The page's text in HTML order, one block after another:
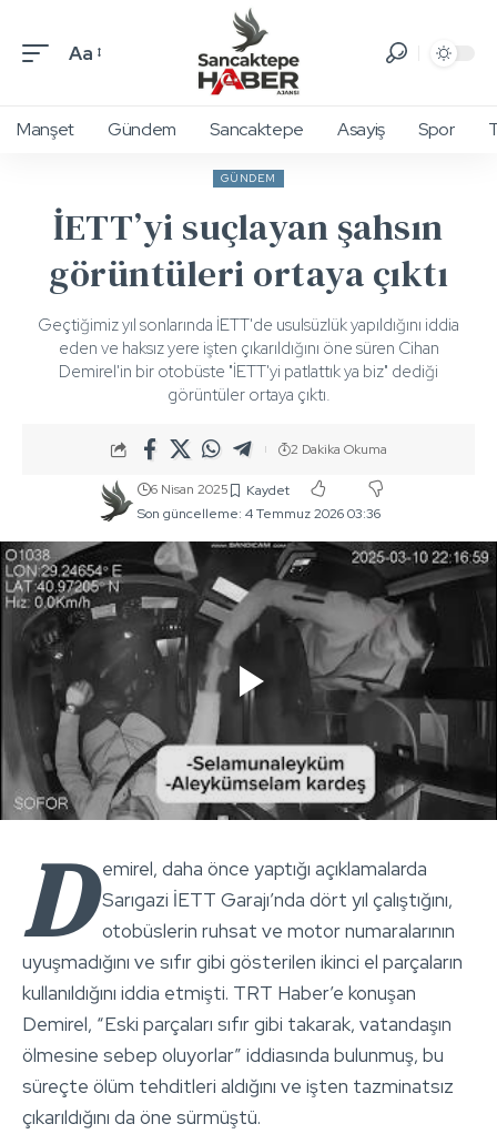
Aa
Manşet Gündem Sancaktepe Asayiş Spor
GÜNDEM
İETT’yi suçlayan şahsın
görüntüleri ortaya çıktı
Geçtiğimiz yıl sonlarında İETT'de usulsüzlük yapıldığını iddia
eden ve haksız yere işten çıkarıldığını öne süren Cihan
Demirel'in bir otobüste "İETT'yi patlattık ya biz" dediği
görüntüler ortaya çıktı.
Son güncelleme: 4 Temmuz 2026 03:36
6 Nisan 2025
2 Dakika Okuma
D emirel, daha önce yaptığı açıklamalarda
Sarıgazi İETT Garajı’nda dört yıl çalıştığını,
otobüslerin ruhsat ve motor numaralarının
uyuşmadığını ve sıfır gibi gösterilen ikinci el parçaların
kullanıldığını iddia etmişti. TRT Haber’e konuşan
Demirel, “Eski parçaları sıfır gibi takarak, vatandaşın
ölmesine sebep oluyorlar” iddiasında bulunmuş, bu
süreçte ölüm tehditleri aldığını ve işten tazminatsız
çıkarıldığını da öne sürmüştü.